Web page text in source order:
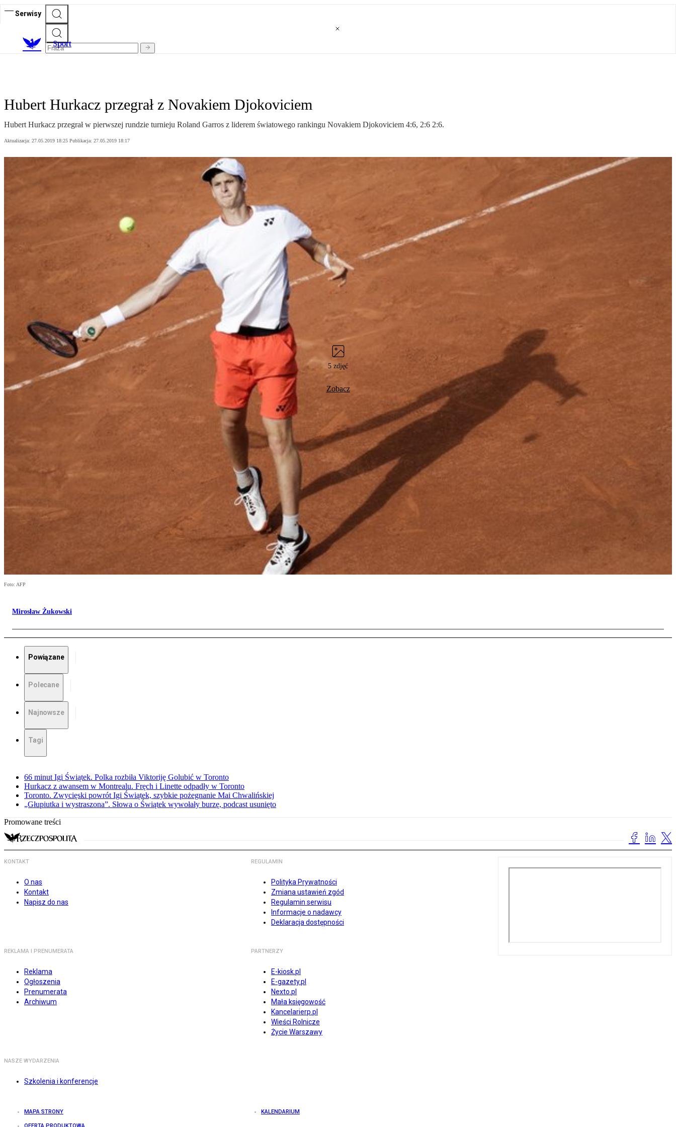
Serwisy
Sport
Hubert Hurkacz przegrał z Novakiem Djokoviciem
Hubert Hurkacz przegrał w pierwszej rundzie turnieju Roland Garros z liderem światowego rankingu Novakiem Djokoviciem 4:6, 2:6 2:6.
Aktualizacja: 27.05.2019 18:25 Publikacja: 27.05.2019 18:17
5 zdjęć
Zobacz
Foto: AFP
Mirosław Żukowski
Powiązane
Polecane
Najnowsze
Tagi
66 minut Igi Świątek. Polka rozbiła Viktoriję Golubić w Toronto
Hurkacz z awansem w Montrealu. Fręch i Linette odpadły w Toronto
Toronto. Zwycięski powrót Igi Świątek, szybkie pożegnanie Mai Chwalińskiej
„Głupiutka i wystraszona”. Słowa o Świątek wywołały burzę, podcast usunięto
Promowane treści
KONTAKT
O nas
Kontakt
Napisz do nas
REGULAMIN
Polityka Prywatności
Zmiana ustawień zgód
Regulamin serwisu
Informacje o nadawcy
Deklaracja dostępności
REKLAMA I PRENUMERATA
Reklama
Ogłoszenia
Prenumerata
Archiwum
PARTNERZY
E-kiosk.pl
E-gazety.pl
Nexto.pl
Mała księgowość
Kancelarierp.pl
Wieści Rolnicze
Życie Warszawy
NASZE WYDARZENIA
Szkolenia i konferencje
MAPA STRONY KALENDARIUM